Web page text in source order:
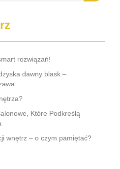
rozwiązań!
dawny blask –
Które Podkreślą
wnętrz – o czym pamiętać?